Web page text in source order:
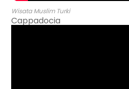
Wisata Muslim Turki
Cappadocia